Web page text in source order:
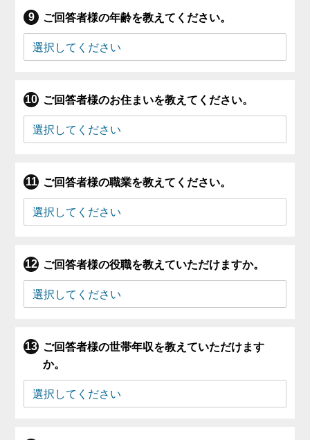
ご回答者様の年齢を教えてください。
ご回答者様のお住まいを教えてください。
ご回答者様の職業を教えてください。
ご回答者様の役職を教えていただけますか。
ご回答者様の世帯年収を教えていただけます
か。